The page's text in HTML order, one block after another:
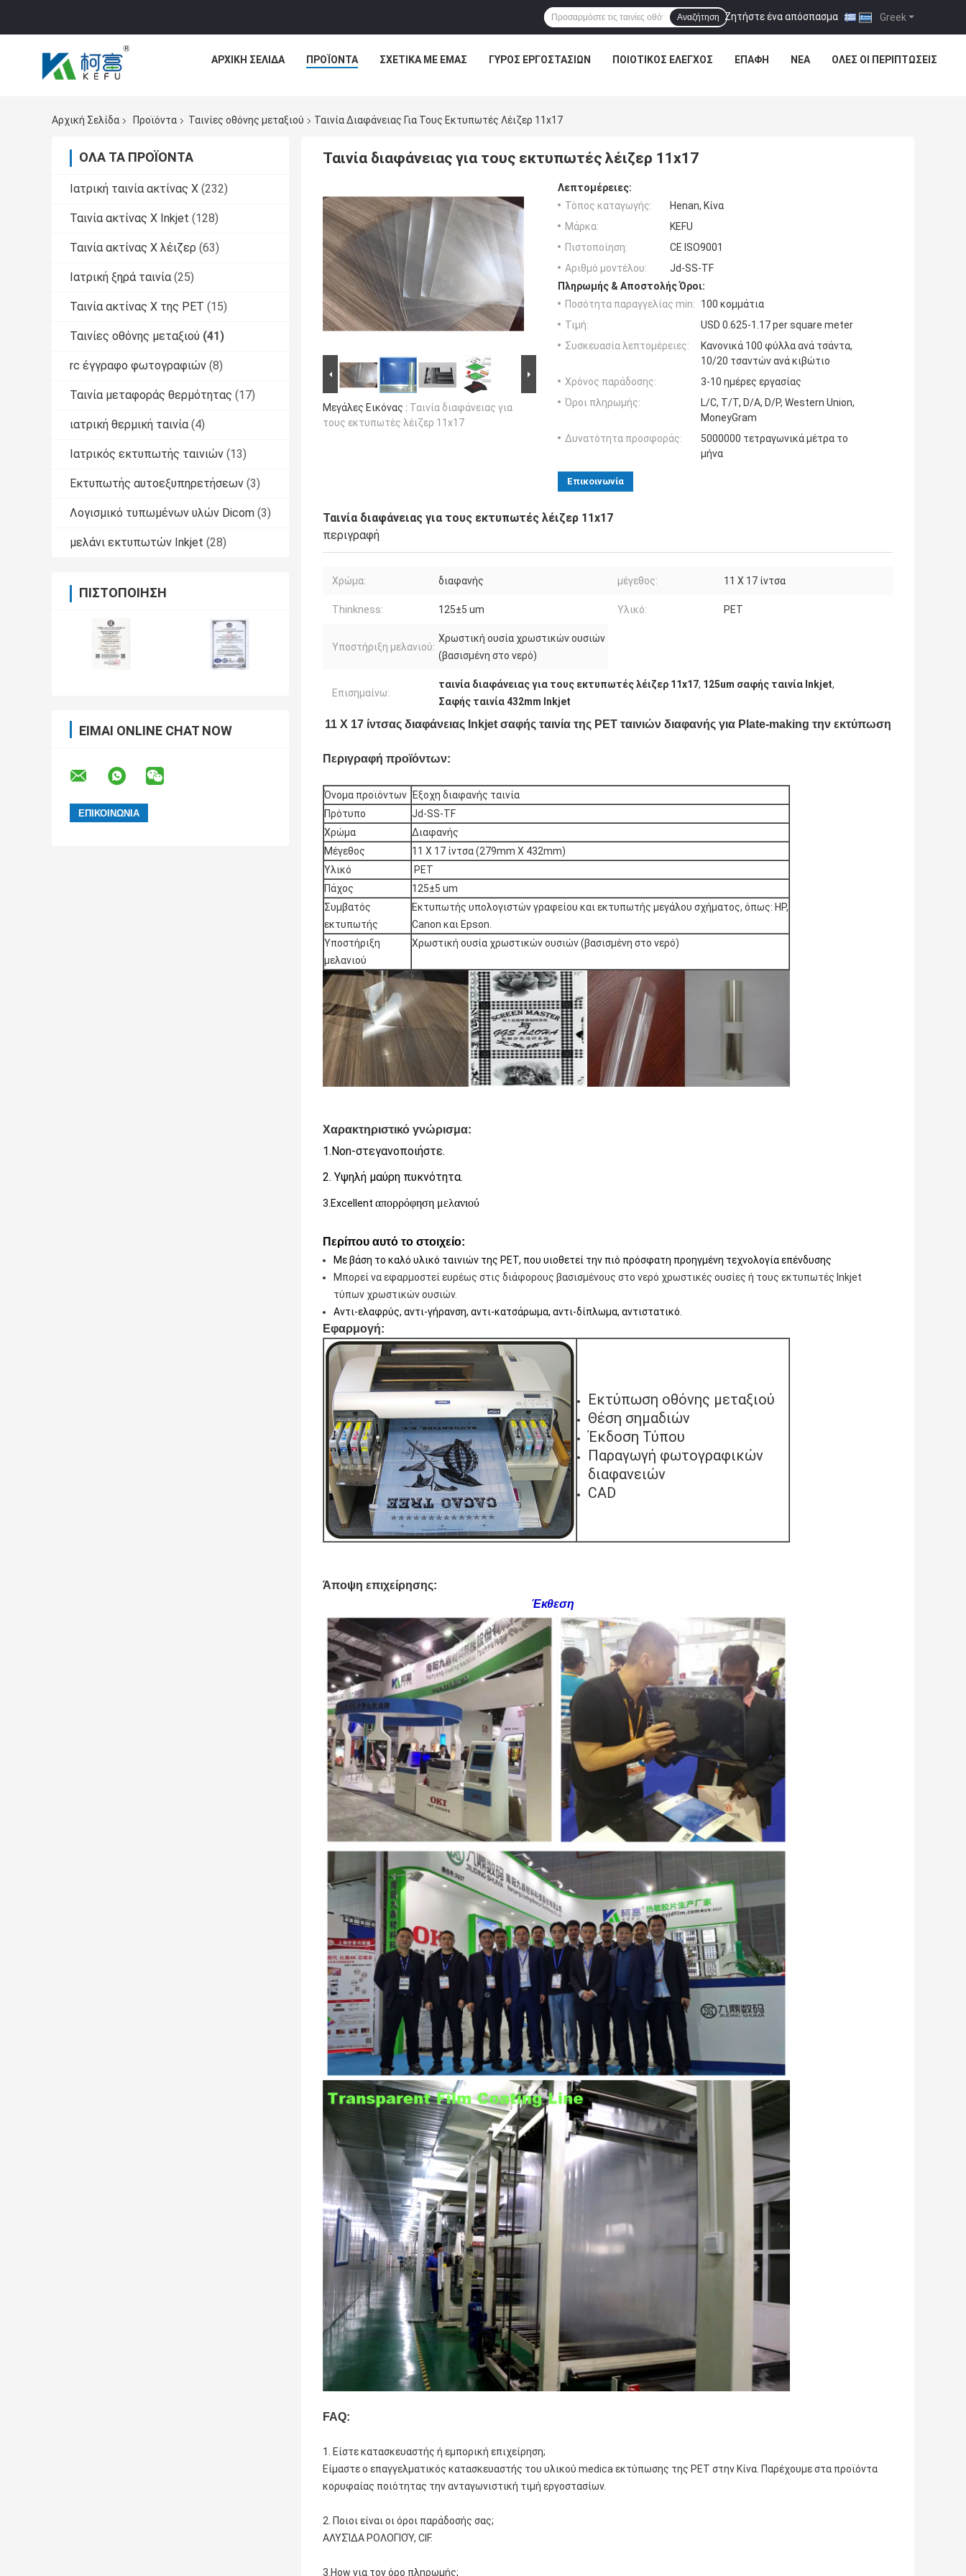
Greek
Ζητήστε ένα απόσπασμα |
Αναζήτηση
ΑΡΧΙΚΉ ΣΕΛΊΔΑ ΠΡΟΪΌΝΤΑ ΣΧΕΤΙΚΆ ΜΕ ΕΜΆΣ ΓΎΡΟΣ ΕΡΓΟΣΤΑΣΊΩΝ ΠΟΙΟΤΙΚΌΣ ΈΛΕΓΧΟΣ ΕΠΑΦΉ ΝΈΑ ΌΛΕΣ ΟΙ ΠΕΡΙΠΤΏΣΕΙΣ
Αρχική Σελίδα Προϊόντα Ταινίες οθόνης μεταξιού Ταινία Διαφάνειας Για Τους Εκτυπωτές Λέιζερ 11x17
ΌΛΑ ΤΑ ΠΡΟΪΌΝΤΑ
Ιατρική ταινία ακτίνας X (232)
Ταινία ακτίνας X Inkjet (128)
Ταινία ακτίνας X λέιζερ (63)
Ιατρική ξηρά ταινία (25)
Ταινία ακτίνας X της PET (15)
Ταινίες οθόνης μεταξιού (41)
rc έγγραφο φωτογραφιών (8)
Ταινία μεταφοράς θερμότητας (17)
ιατρική θερμική ταινία (4)
Ιατρικός εκτυπωτής ταινιών (13)
Εκτυπωτής αυτοεξυπηρετήσεων (3)
Λογισμικό τυπωμένων υλών Dicom (3)
μελάνι εκτυπωτών Inkjet (28)
ΠΙΣΤΟΠΟΊΗΣΗ
ΕΊΜΑΙ ONLINE CHAT NOW
Ταινία διαφάνειας για τους εκτυπωτές λέιζερ 11x17
Μεγάλες Εικόνας : Ταινία διαφάνειας για
τους εκτυπωτές λέιζερ 11x17
Λεπτομέρειες:
Τόπος καταγωγής:
Henan, Κίνα
Μάρκα:
KEFU
Πιστοποίηση:
CE ISO9001
Αριθμό μοντέλου:
Jd-SS-TF
Πληρωμής & Αποστολής Όροι:
Ποσότητα παραγγελίας min:
100 κομμάτια
Τιμή:
USD 0.625-1.17 per square meter
Συσκευασία λεπτομέρειες:
Κανονικά 100 φύλλα ανά τσάντα,
10/20 τσαντών ανά κιβώτιο
Χρόνος παράδοσης:
3-10 ημέρες εργασίας
Όροι πληρωμής:
L/C, T/T, D/A, D/P, Western Union,
MoneyGram
Δυνατότητα προσφοράς:
5000000 τετραγωνικά μέτρα το
μήνα
Επικοινωνία
Ταινία διαφάνειας για τους εκτυπωτές λέιζερ 11x17
περιγραφή
Χρώμα: διαφανής μέγεθος: 11 X 17 ίντσα
Thinkness: 125±5 um Υλικό: PET
Υποστήριξη μελανιού:
Χρωστική ουσία χρωστικών ουσιών
(βασισμένη στο νερό)
Επισημαίνω:
ταινία διαφάνειας για τους εκτυπωτές λέιζερ 11x17, 125um σαφής ταινία Inkjet,
Σαφής ταινία 432mm Inkjet
11 X 17 ίντσας διαφάνειας Inkjet σαφής ταινία της PET ταινιών διαφανής για Plate-making την εκτύπωση
Περιγραφή προϊόντων:
Όνομα προϊόντων Έξοχη διαφανής ταινία
Πρότυπο
Jd-SS-TF
Χρώμα
Διαφανής
Μέγεθος
11 X 17 ίντσα (279mm X 432mm)
Υλικό
PET
Πάχος
125±5 um
Συμβατός
εκτυπωτής
Εκτυπωτής υπολογιστών γραφείου και εκτυπωτής μεγάλου σχήματος, όπως: HP,
Canon και Epson.
Υποστήριξη
μελανιού
Χρωστική ουσία χρωστικών ουσιών (βασισμένη στο νερό)
Χαρακτηριστικό γνώρισμα:
1.Non-στεγανοποιήστε.
2. Υψηλή μαύρη πυκνότητα.
3.Excellent απορρόφηση μελανιού
Περίπου αυτό το στοιχείο:
Με βάση το καλό υλικό ταινιών της PET, που υιοθετεί την πιό πρόσφατη προηγμένη τεχνολογία επένδυσης
Μπορεί να εφαρμοστεί ευρέως στις διάφορους βασισμένους στο νερό χρωστικές ουσίες ή τους εκτυπωτές Inkjet
τύπων χρωστικών ουσιών.
Αντι-ελαφρύς, αντι-γήρανση, αντι-κατσάρωμα, αντι-δίπλωμα, αντιστατικό.
Εφαρμογή:
Εκτύπωση οθόνης μεταξιού
Θέση σημαδιών
Έκδοση Τύπου
Παραγωγή φωτογραφικών
διαφανειών
CAD
Άποψη επιχείρησης:
Έκθεση
FAQ:
1. Είστε κατασκευαστής ή εμπορική επιχείρηση;
Είμαστε ο επαγγελματικός κατασκευαστής του υλικού medica εκτύπωσης της PET στην Κίνα. Παρέχουμε στα προϊόντα
κορυφαίας ποιότητας την ανταγωνιστική τιμή εργοστασίων.
2. Ποιοι είναι οι όροι παράδοσής σας;
ΑΛΥΣΊΔΑ ΡΟΛΟΓΙΟΎ, CIF.
3.How για τον όρο πληρωμής;